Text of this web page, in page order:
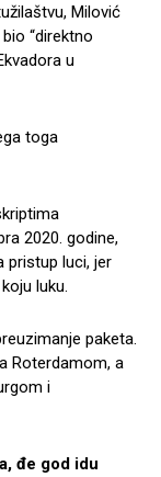
Milović
“direktno
u
toga
2020. godine,
pristup luci, jer
luku.
paketa.
Roterdamom, a
i
đe god idu